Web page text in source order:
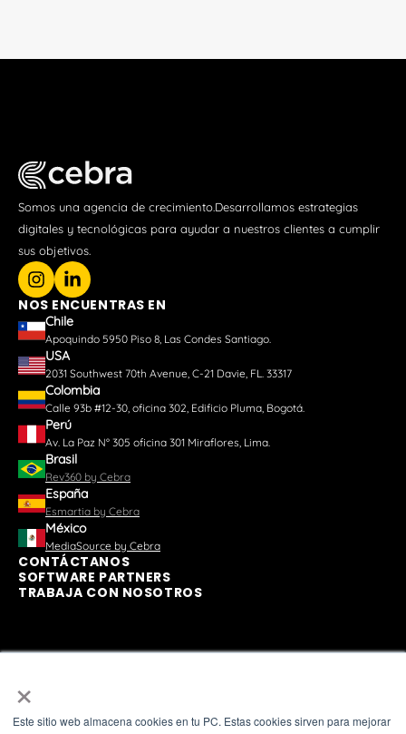
×
Este sitio web almacena cookies en tu PC. Estas cookies sirven para mejorar
Somos una agencia de crecimiento.Desarrollamos estrategias
digitales y tecnológicas para ayudar a nuestros clientes a cumplir
sus objetivos.
NOS ENCUENTRAS EN
Chile
Apoquindo 5950 Piso 8, Las Condes Santiago.
USA
2031 Southwest 70th Avenue, C-21 Davie, FL. 33317
Colombia
Calle 93b #12-30, oficina 302, Edificio Pluma, Bogotá.
Perú
Av. La Paz N° 305 oficina 301 Miraflores, Lima.
Brasil
Rev360 by Cebra
España
Esmartia by Cebra
México
MediaSource by Cebra
CONTÁCTANOS
SOFTWARE PARTNERS
TRABAJA CON NOSOTROS